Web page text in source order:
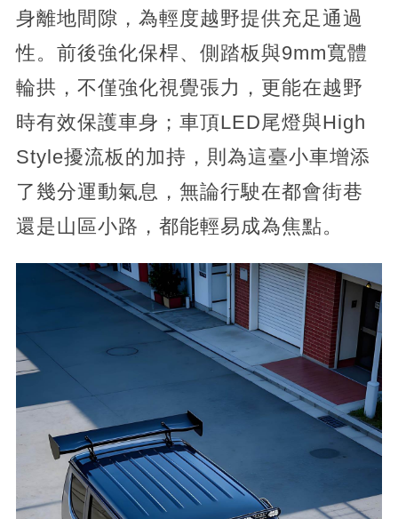
身離地間隙，為輕度越野提供充足通過
性。前後強化保桿、側踏板與9mm寬體
輪拱，不僅強化視覺張力，更能在越野
時有效保護車身；車頂LED尾燈與High
Style擾流板的加持，則為這臺小車增添
了幾分運動氣息，無論行駛在都會街巷
還是山區小路，都能輕易成為焦點。